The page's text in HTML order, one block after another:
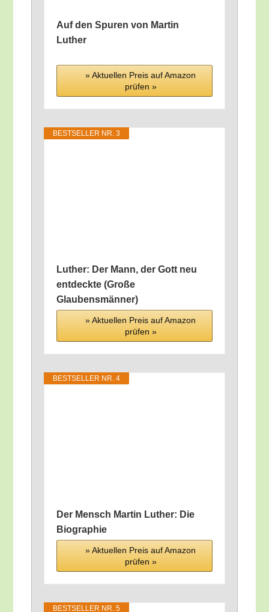
Auf den Spu­ren von Mar­tin
Luther
» Aktu­el­len Preis auf Ama­zon
prü­fen »
BEST­SEL­LER NR. 3
Luther: Der Mann, der Gott neu
ent­deck­te (Gro­ße
Glaubensmänner)
» Aktu­el­len Preis auf Ama­zon
prü­fen »
BEST­SEL­LER NR. 4
Der Mensch Mar­tin Luther: Die
Biographie
» Aktu­el­len Preis auf Ama­zon
prü­fen »
BEST­SEL­LER NR. 5